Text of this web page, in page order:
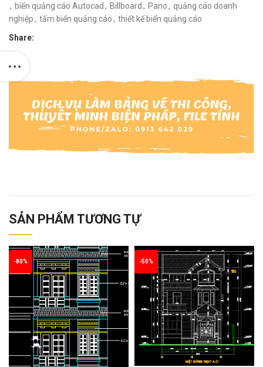
, biển quảng cáo Autocad , Billboard , Pano, quảng cáo doanh
nghiệp, tấm biển quảng cáo, thiết kế biển quảng cáo
Share:
SẢN PHẨM TƯƠNG TỰ
-80% -50%